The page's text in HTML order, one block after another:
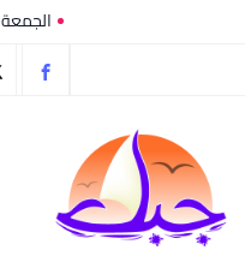
الجمعة 2026-08-07